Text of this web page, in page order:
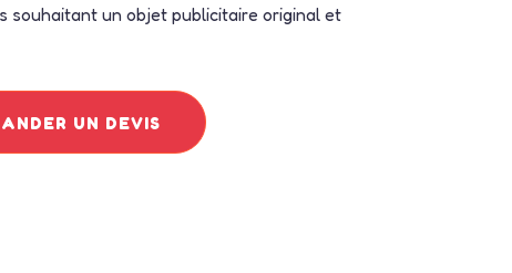
souhaitant un objet publicitaire original et
UN DEVIS